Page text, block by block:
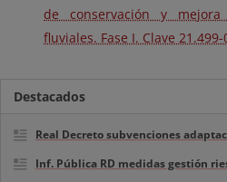
de conservación y
fluviales. Fase I. Clave 21.499-
Destacados
Real Decreto subvenciones
Inf. Pública RD medidas gestión